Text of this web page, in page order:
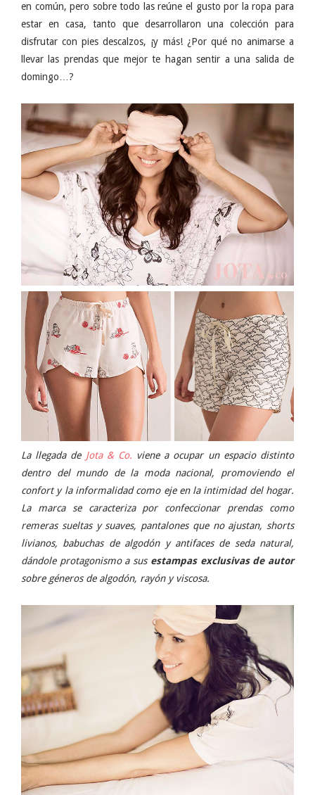
en común, pero sobre todo las reúne el gusto por la ropa para
estar en casa, tanto que desarrollaron una colección para
disfrutar con pies descalzos, ¡y más! ¿Por qué no animarse a
llevar las prendas que mejor te hagan sentir a una salida de
domingo…?
La llegada de Jota & Co. viene a ocupar un espacio distinto
dentro del mundo de la moda nacional, promoviendo el
confort y la informalidad como eje en la intimidad del hogar.
La marca se caracteriza por confeccionar prendas como
remeras sueltas y suaves, pantalones que no ajustan, shorts
livianos, babuchas de algodón y antifaces de seda natural,
dándole protagonismo a sus estampas exclusivas de autor
sobre géneros de algodón, rayón y viscosa.